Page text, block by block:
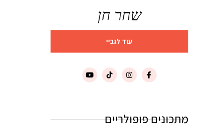
שחר חן
עוד לגביי
מתכונים פופולריים